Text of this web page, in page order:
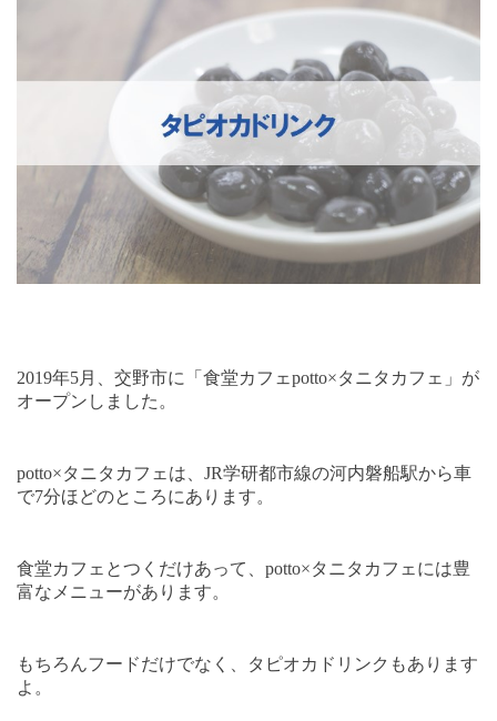
2019年5月、交野市に「食堂カフェpotto×タニタカフェ」が
オープンしました。
potto×タニタカフェは、 JR学研都市線の河内磐船駅から車
で7分ほどのところにあります。
食堂カフェとつくだけあって、 potto×タニタカフェには豊
富なメニューがあります。
もちろんフードだけでなく、タピオカドリンクもあります
よ。